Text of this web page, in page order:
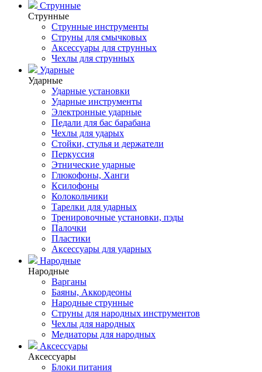
Струнные
Струнные
Струнные инструменты
Струны для смычковых
Аксессуары для струнных
Чехлы для струнных
Ударные
Ударные
Ударные установки
Ударные инструменты
Электронные ударные
Педали для бас барабана
Чехлы для ударых
Стойки, стулья и держатели
Перкуссия
Этнические ударные
Глюкофоны, Ханги
Ксилофоны
Колокольчики
Тарелки для ударных
Тренировочные установки, пэды
Палочки
Пластики
Аксессуары для ударных
Народные
Народные
Варганы
Баяны, Аккордеоны
Народные струнные
Струны для народных инструментов
Чехлы для народных
Медиаторы для народных
Аксессуары
Аксессуары
Блоки питания